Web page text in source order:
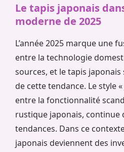
Le tapis japonais
moderne de 2025
L’année 2025 marque une
entre la technologie
sources, et le tapis
de cette tendance. Le style
entre la fonctionnalité
rustique japonais, continue
tendances. Dans ce
japonais deviennent des